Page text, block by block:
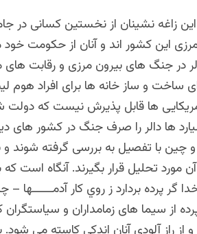
زاغه نشینان از نخستین کسانی در
این کشور اند و آنان از حکومت
در جنگ های بیرون مرزی و رقابت
ساخت و ساز خانه ها برای افراد هوم
ها قابل پذیرش نیست که دولت
ها دالر را صرف جنگ در کشور های
و چین با تفصیل به بررسی گرفته شوند
مورد تحلیل قرار بگیرند. آنگاه است
گر پرده بردارد ز روي کار
از سیما های زمامداران و